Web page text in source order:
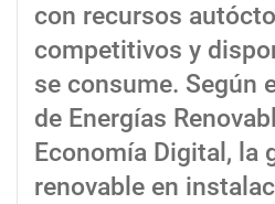
con recursos
competitivos y
se consume. Según
de Energías
Economía Digital, la
renovable en